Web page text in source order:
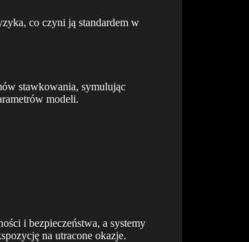
co czyni ją standardem w
stawkowania, symulując
modeli.
i bezpieczeństwa, a systemy
na utracone okazje.